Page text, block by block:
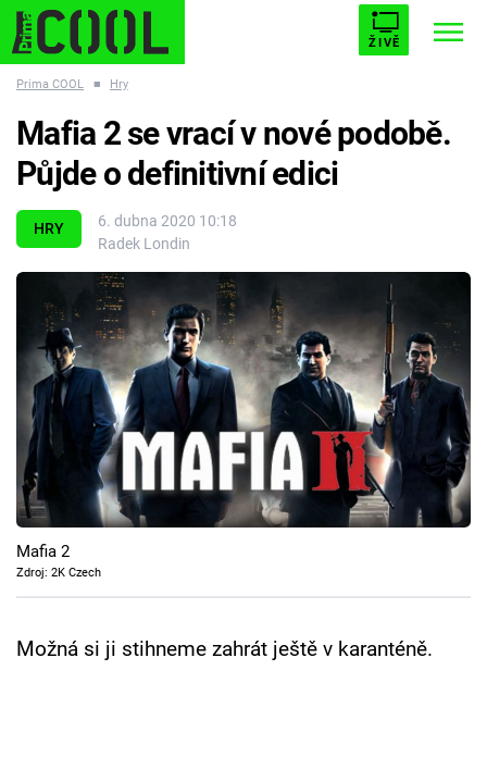
ŽIVĚ
ESCAPE PLNEJ KOTEL AVENGERS 5
Témata
Filmy
Seriály
Hry
Cool Esport
Pořady
Prima COOL ■ Hry
HRY
6. dubna 2020 10:18
Radek Londin
Mafia 2 se vrací v nové podobě.
Půjde o definitivní edici
Mafia 2
Zdroj: 2K Czech
Možná si ji stihneme zahrát ještě v karanténě.